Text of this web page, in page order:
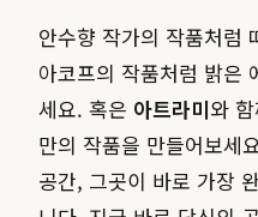
안수향 작가의 작품처럼
아코프의 작품처럼 밝은
세요. 혹은 아트라미와
만의 작품을 만들어보세
공간, 그곳이 바로 가장